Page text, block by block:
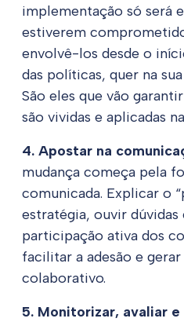
implementação só será
estiverem
envolvê-los desde o
das políticas, quer na
São eles que vão
são vividas e aplicadas
4. Apostar na
mudança começa pela
comunicada. Explicar o
estratégia, ouvir
participação ativa dos
facilitar a adesão e
colaborativo.
5. Monitorizar, avaliar